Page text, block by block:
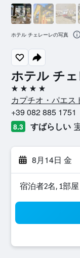
ホテル チ
4つ星
カプチオ・パエス
+39 082 885 1751
8.3 すばらしい
8月14日 金
宿泊者2名, 1​部屋
ホテル チェレーレの写真